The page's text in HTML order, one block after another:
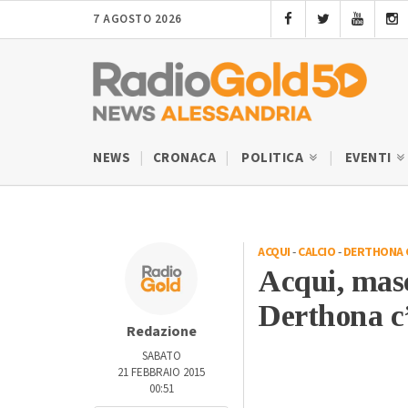
7 AGOSTO 2026
NEWS CRONACA POLITICA EVENTI
Redazione
SABATO
21 FEBBRAIO 2015
00:51
ACQUI-CALCIO-DERTHONA
Acqui,
Derthona